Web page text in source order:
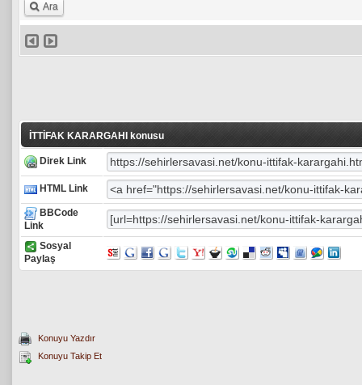
Ara
İTTİFAK KARARGAHI konusu
Direk Link
HTML Link
BBCode
Link
Sosyal
Paylaş
Konuyu Yazdır
Konuyu Takip Et